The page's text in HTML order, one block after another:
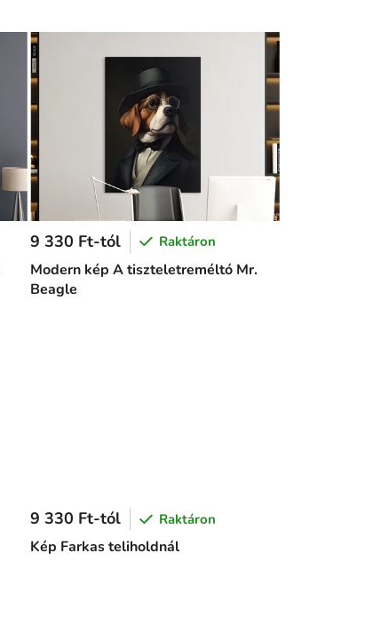
Modern kép A tiszteletreméltó Mr.
Beagle
9 330 Ft-tól Raktáron
Kép Farkas teliholdnál
9 330 Ft-tól Raktáron